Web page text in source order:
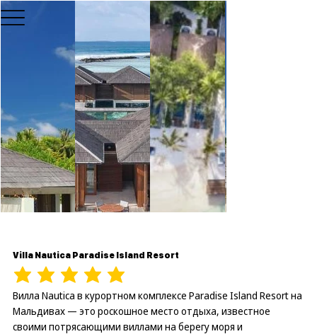
Villa Nautica Paradise Island Resort
Вилла Nautica в курортном комплексе Paradise Island Resort на
Мальдивах — это роскошное место отдыха, известное
своими потрясающими виллами на берегу моря и